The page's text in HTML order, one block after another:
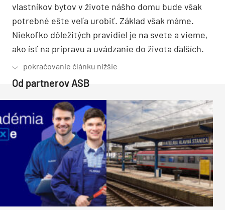
vlastníkov bytov v živote nášho domu bude však
potrebné ešte veľa urobiť. Základ však máme.
Niekoľko dôležitých pravidiel je na svete a vieme,
ako ísť na prípravu a uvádzanie do života ďalších.
Od partnerov ASB